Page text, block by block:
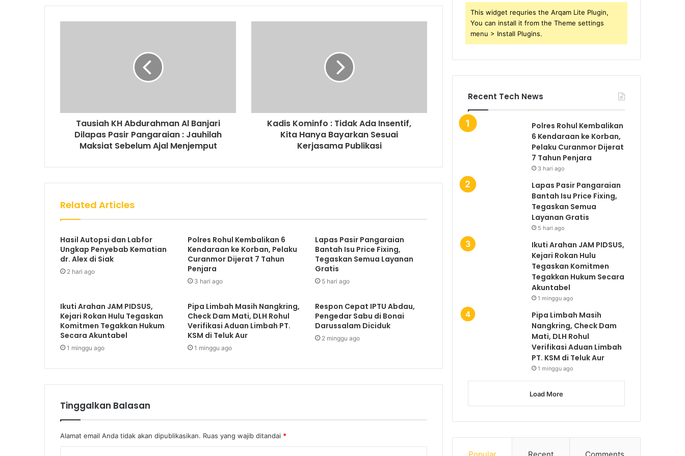
Tausiah KH Abdurahman Al Banjari
Dilapas Pasir Pangaraian : Jauhilah
Maksiat Sebelum Ajal Menjemput
Kadis Kominfo : Tidak Ada Insentif,
Kita Hanya Bayarkan Sesuai
Kerjasama Publikasi
Related Articles
Hasil Autopsi dan Labfor
Ungkap Penyebab Kematian
dr. Alex di Siak
2 hari ago
Polres Rohul Kembalikan 6
Kendaraan ke Korban, Pelaku
Curanmor Dijerat 7 Tahun
Penjara
3 hari ago
Lapas Pasir Pangaraian
Bantah Isu Price Fixing,
Tegaskan Semua Layanan
Gratis
5 hari ago
Ikuti Arahan JAM PIDSUS,
Kejari Rokan Hulu Tegaskan
Komitmen Tegakkan Hukum
Secara Akuntabel
1 minggu ago
Pipa Limbah Masih Nangkring,
Check Dam Mati, DLH Rohul
Verifikasi Aduan Limbah PT.
KSM di Teluk Aur
1 minggu ago
Respon Cepat IPTU Abdau,
Pengedar Sabu di Bonai
Darussalam Diciduk
2 minggu ago
Tinggalkan Balasan
Alamat email Anda tidak akan dipublikasikan. Ruas yang wajib ditandai *
This widget requries the Arqam Lite Plugin,
You can install it from the Theme settings
menu > Install Plugins.
Recent Tech News
Polres Rohul Kembalikan
6 Kendaraan ke Korban,
Pelaku Curanmor Dijerat
7 Tahun Penjara
3 hari ago
Lapas Pasir Pangaraian
Bantah Isu Price Fixing,
Tegaskan Semua
Layanan Gratis
5 hari ago
Ikuti Arahan JAM PIDSUS,
Kejari Rokan Hulu
Tegaskan Komitmen
Tegakkan Hukum Secara
Akuntabel
1 minggu ago
Pipa Limbah Masih
Nangkring, Check Dam
Mati, DLH Rohul
Verifikasi Aduan Limbah
PT. KSM di Teluk Aur
1 minggu ago
Load More